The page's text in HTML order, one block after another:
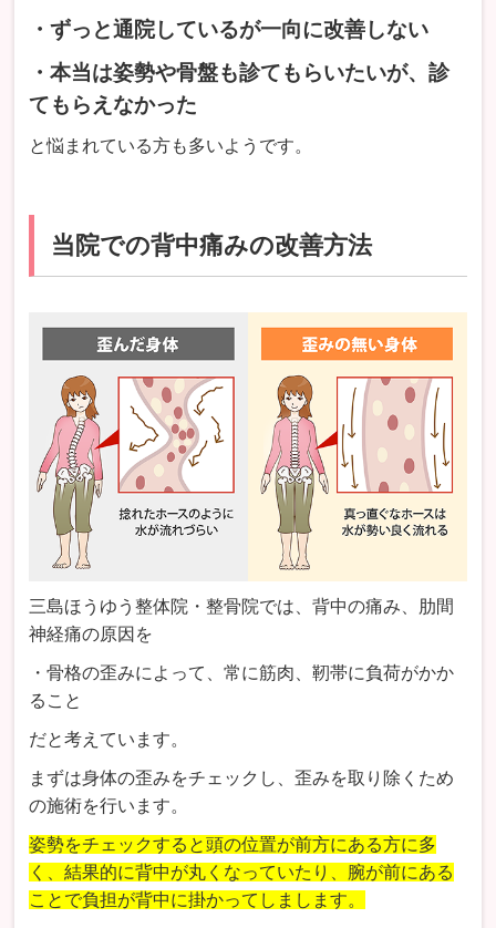
・ずっと通院しているが一向に改善しない
・本当は姿勢や骨盤も診てもらいたいが、診
てもらえなかった
と悩まれている方も多いようです。
当院での背中痛みの改善方法
三島ほうゆう整体院・整骨院では、背中の痛み、肋間
神経痛の原因を
・骨格の歪みによって、常に筋肉、靭帯に負荷がかか
ること
だと考えています。
まずは身体の歪みをチェックし、歪みを取り除くため
の施術を行います。
姿勢をチェックすると頭の位置が前方にある方に多
く、結果的に背中が丸くなっていたり、腕が前にある
ことで負担が背中に掛かってしまします。